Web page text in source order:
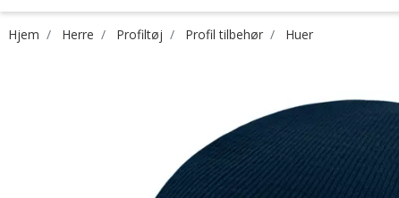
Hjem Herre Profiltøj Profil tilbehør Huer